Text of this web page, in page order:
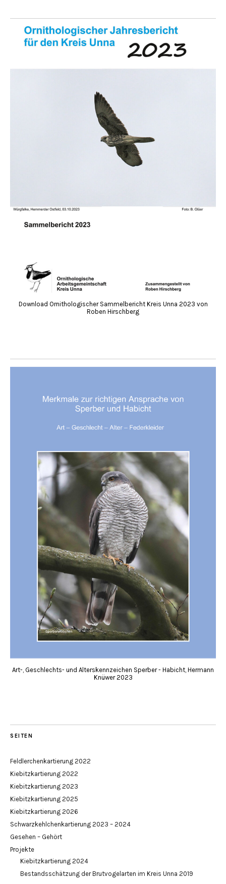
Download Ornithologischer Sammelbericht Kreis Unna 2023 von
Roben Hirschberg
Art-, Geschlechts- und Alterskennzeichen Sperber - Habicht, Hermann
Knüwer 2023
SEITEN
Feldlerchenkartierung 2022
Kiebitzkartierung 2022
Kiebitzkartierung 2023
Kiebitzkartierung 2025
Kiebitzkartierung 2026
Schwarzkehlchenkartierung 2023 – 2024
Gesehen – Gehört
Projekte
Kiebitzkartierung 2024
Bestandsschätzung der Brutvogelarten im Kreis Unna 2019